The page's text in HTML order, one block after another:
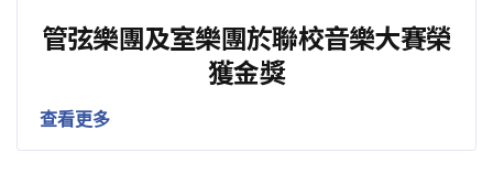
管弦樂團及室樂團於聯校音樂大賽榮
獲金獎
查看更多